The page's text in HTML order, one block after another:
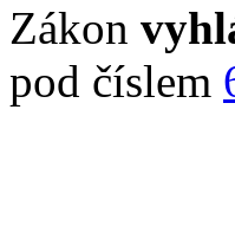
Zákon
pod číslem